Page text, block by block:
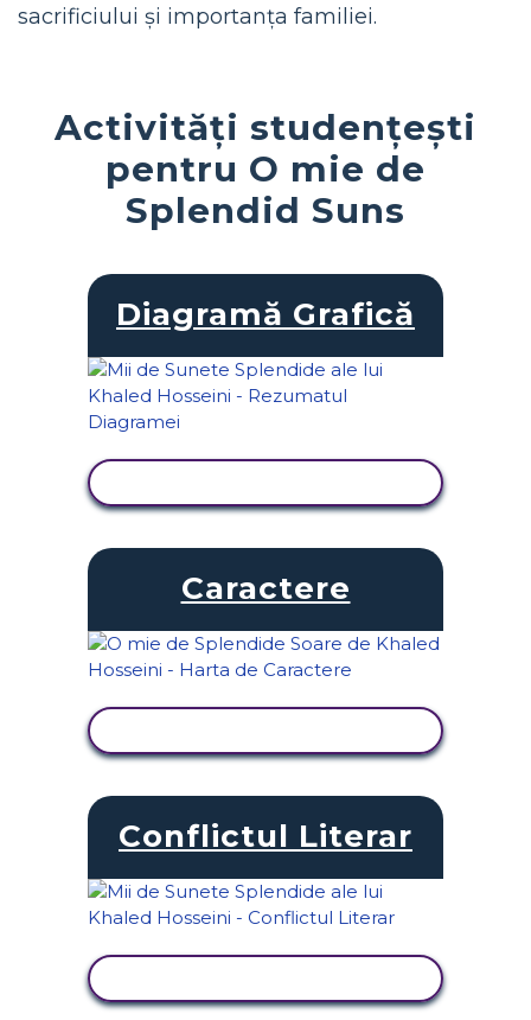
sacrificiului și importanța familiei.
Activități studențești
pentru O mie de
Splendid Suns
Diagramă Grafică
Caractere
Conflictul Literar